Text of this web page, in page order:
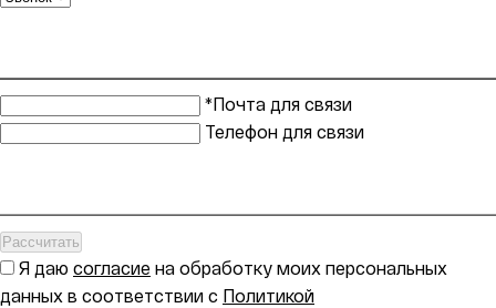
*Почта для связи
Телефон для связи
Рассчитать
Я даю согласие на обработку моих персональных
данных в соответствии с Политикой